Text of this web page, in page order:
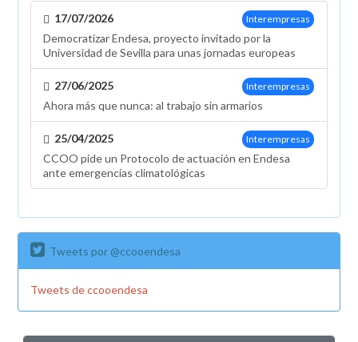
Interempresas
17/07/2026
Democratizar Endesa, proyecto invitado por la
Universidad de Sevilla para unas jornadas europeas
Interempresas
27/06/2025
Ahora más que nunca: al trabajo sin armarios
Interempresas
25/04/2025
CCOO pide un Protocolo de actuación en Endesa
ante emergencias climatológicas
Tweets por @ccooendesa
Tweets de ccooendesa